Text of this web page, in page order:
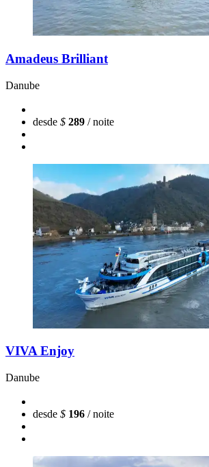
Amadeus Brilliant
Danube
desde $ 289 / noite
VIVA Enjoy
Danube
desde $ 196 / noite